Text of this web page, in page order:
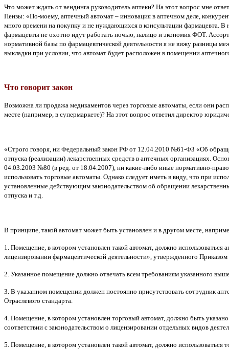
Что может ждать от вендинга руководитель аптеки? На этот вопрос мне
Пензы: «По-моему, аптечный автомат – инновация в аптечном деле,
много времени на покупку и не нуждающихся в консультации фармацевта.
фармацевты не охотно идут работать ночью, налицо и экономия ФОТ.
нормативной базы по фармацевтической деятельности я не вижу разницы
выкладки при условии, что автомат будет расположен в помещении
Что говорит закон
Возможна ли продажа медикаментов через торговые автоматы, если они
месте (например, в супермаркете)? На этот вопрос ответил директор
«Строго говоря, ни Федеральный закон РФ от 12.04.2010 №61-ФЗ «Об
отпуска (реализации) лекарственных средств в аптечных организациях.
04.03.2003 №80 (в ред. от 18.04.2007), ни какие-либо иные нормативно-
использовать торговые автоматы. Однако следует иметь в виду, что при
установленные действующим законодательством об обращении
отпуска и т.д.
В принципе, такой автомат может быть установлен и в другом месте,
1. Помещение, в котором установлен такой автомат, должно
лицензировании фармацевтической деятельности», утвержденного
2. Указанное помещение должно отвечать всем требованиям указанного
3. В указанном помещении должен постоянно присутствовать сотрудник
Отраслевого стандарта.
4. Помещение, в котором установлен торговый автомат, должно быть
соответствии с законодательством о лицензировании отдельных видов
5. Помещение, в котором установлен такой автомат, должно использоваться